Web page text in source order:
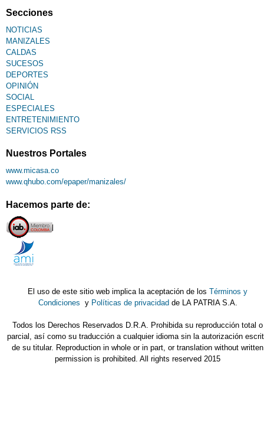
Fallecimiento
Secciones
NOTICIAS
MANIZALES
CALDAS
SUCESOS
DEPORTES
OPINIÓN
SOCIAL
ESPECIALES
ENTRETENIMIENTO
SERVICIOS RSS
Nuestros Portales
www.micasa.co
www.qhubo.com/epaper/manizales/
Hacemos parte de:
El uso de este sitio web implica la aceptación de losTérminos y
Condiciones y Políticas de privacidad de LA PATRIA S.A.
Todos los Derechos Reservados D.R.A. Prohibida su reproducción total o
parcial, así como su traducción a cualquier idioma sin la autorización
de su titular. Reproduction in whole or in part, or translation without written
permission is prohibited. All rights reserved 2015